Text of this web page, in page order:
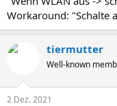
Workaround: "Schalte
tiermutter
Well-known
2 Dez. 2021